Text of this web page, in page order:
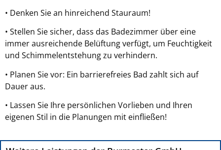
• Denken Sie an hinreichend Stauraum!
• Stellen Sie sicher, dass das Badezimmer über eine
immer ausreichende Belüftung verfügt, um Feuchtigkeit
und Schimmelentstehung zu verhindern.
• Planen Sie vor: Ein barrierefreies Bad zahlt sich auf
Dauer aus.
• Lassen Sie Ihre persönlichen Vorlieben und Ihren
eigenen Stil in die Planungen mit einfließen!